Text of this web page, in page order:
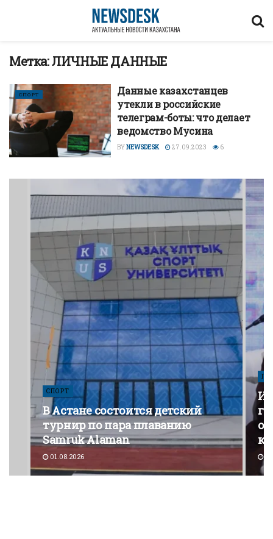
Метка:ЛИЧНЫЕ ДАННЫЕ
СПОРТ
Данные казахстанцев
утекли в российские
телеграм-боты: что делает
ведомство Мусина
BYNEWSDESK 27.09.2023 6
СПОРТ
В Астане состоится детский
турнир по пара плаванию
Samruk Alaman
01.08.2026